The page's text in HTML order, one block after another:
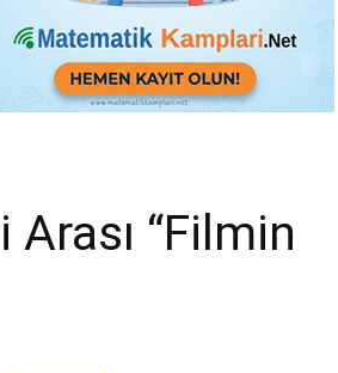
“Filmin